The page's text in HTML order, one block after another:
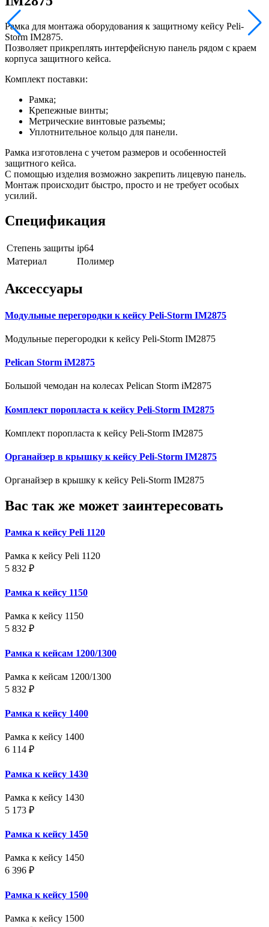
Рамка для монтажа оборудования к защитному кейсу Peli-
Storm IM2875.
Позволяет прикреплять интерфейсную панель рядом с краем
корпуса защитного кейса.
Комплект поставки:
Рамка;
Крепежные винты;
Метрические винтовые разъемы;
Уплотнительное кольцо для панели.
Рамка изготовлена с учетом размеров и особенностей
защитного кейса.
С помощью изделия возможно закрепить лицевую панель.
Монтаж происходит быстро, просто и не требует особых
усилий.
Спецификация
Степень защиты ip64
Материал
Полимер
Аксессуары
Модульные перегородки к кейсу Peli-Storm IM2875
Модульные перегородки к кейсу Peli-Storm IM2875
Pelican Storm iM2875
Большой чемодан на колесах Pelican Storm iM2875
Комплект поропласта к кейсу Peli-Storm IM2875
Комплект поропласта к кейсу Peli-Storm IM2875
Органайзер в крышку к кейсу Peli-Storm IM2875
Органайзер в крышку к кейсу Peli-Storm IM2875
Вас так же может заинтересовать
Рамка к кейсу Peli 1120
Рамка к кейсу Peli 1120
5 832 ₽
Рамка к кейсу 1150
Рамка к кейсу 1150
5 832 ₽
Рамка к кейсам 1200/1300
Рамка к кейсам 1200/1300
5 832 ₽
Рамка к кейсу 1400
Рамка к кейсу 1400
6 114 ₽
Рамка к кейсу 1430
Рамка к кейсу 1430
5 173 ₽
Рамка к кейсу 1450
Рамка к кейсу 1450
6 396 ₽
Рамка к кейсу 1500
Рамка к кейсу 1500